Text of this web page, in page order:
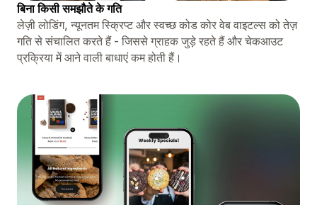
बिना किसी समझौते के गति
लेज़ी लोडिंग, न्यूनतम स्क्रिप्ट और स्वच्छ कोड कोर वेब वाइटल्स को तेज़
गति से संचालित करते हैं - जिससे ग्राहक जुड़े रहते हैं और चेकआउट
प्रक्रिया में आने वाली बाधाएं कम होती हैं।